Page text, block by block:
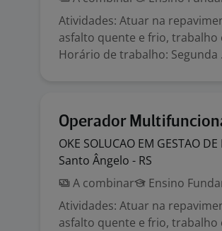
Atividades: Atuar na
asfalto quente e frio, trabalho
Horário de trabalho: Segunda
Operador
OKE SOLUCAO EM GESTAO DE
Santo Ângelo - RS
A combinar
Ensino
Atividades: Atuar na
asfalto quente e frio,